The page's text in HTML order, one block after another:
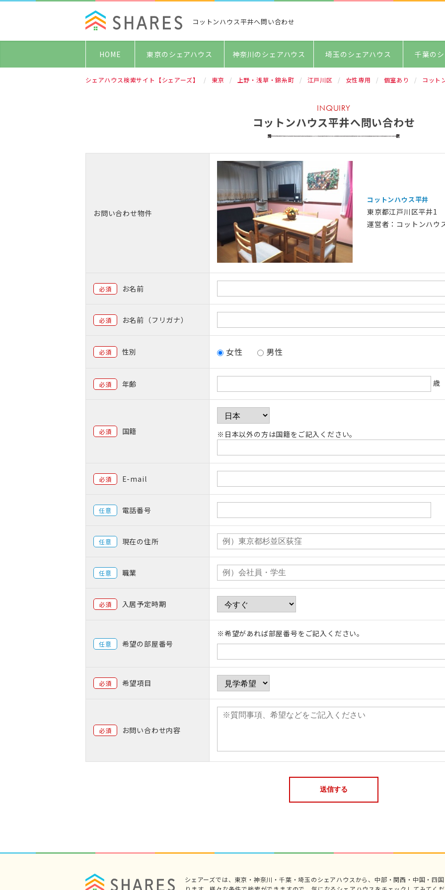
コットンハウス平井へ問い合わせ
HOME 東京のシェアハウス 神奈川のシェアハウス 埼玉のシェアハウス 千葉の
シェアハウス検索サイト【シェアーズ】 東京 上野・浅草・錦糸町 江戸川区 女性専用 個室あり コット
INQUIRY
コットンハウス平井へ問い合わせ
お問い合わせ物件
コットンハウス平井
東京都江戸川区平井1
運営者：コットンハウ
必須 お名前
必須 お名前（フリガナ）
必須 性別 女性 男性
必須 年齢 歳
必須 国籍 ※日本以外の方は国籍をご記入ください。
必須 E-mail
任意 電話番号
任意 現在の住所
任意 職業
必須 入居予定時期
任意 希望の部屋番号
※希望があれば部屋番号をご記入ください。
必須 希望項目
必須 お問い合わせ内容
シェアーズでは、東京・神奈川・千葉・埼玉のシェアハウスから、中部・関西・中国・四